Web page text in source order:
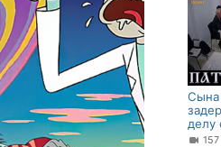
Сына
делу
157